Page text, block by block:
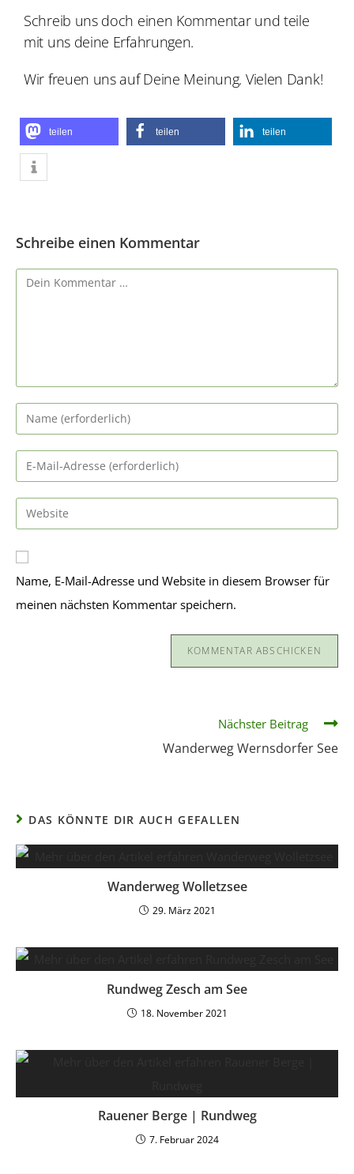
Schreib uns doch einen Kommentar und teile
mit uns deine Erfahrungen.
Wir freuen uns auf Deine Meinung. Vielen Dank!
teilen teilen teilen
Schreibe einen Kommentar
Name, E-Mail-Adresse und Website in diesem Browser für
meinen nächsten Kommentar speichern.
Nächster Beitrag
Wanderweg Wernsdorfer See
DAS KÖNNTE DIR AUCH GEFALLEN
Wanderweg Wolletzsee
29. März 2021
Rundweg Zesch am See
18. November 2021
Rauener Berge | Rundweg
7. Februar 2024